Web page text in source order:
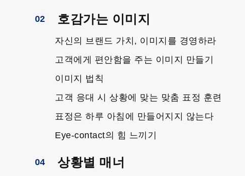
02 호감가는 이미지
자신의 브랜드 가치, 이미지를 경영하라
고객에게 편안함을 주는 이미지 만들기
이미지 법칙
고객 응대 시 상황에 맞는 맞춤 표정 훈련
표정은 하루 아침에 만들어지지 않는다
Eye-contact의 힘 느끼기
04 상황별 매너